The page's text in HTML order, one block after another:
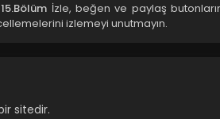
İzle, beğen ve paylaş
izlemeyi unutmayın.
sitedir.